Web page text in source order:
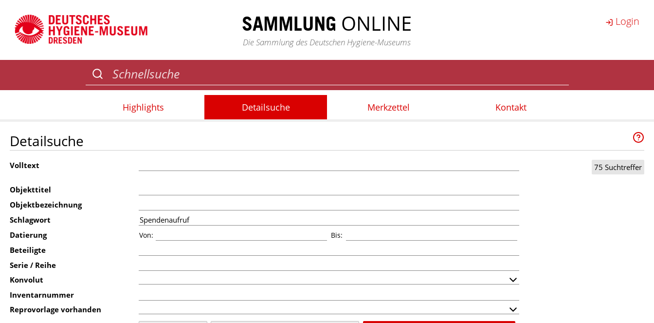
SAMMLUNG ONLINE
Die Sammlung des Deutschen Hygiene-Museums
Login
Highlights Detailsuche Merkzettel Kontakt
Detailsuche
75 Suchtreffer
Volltext
Objekttitel
Objektbezeichnung
Schlagwort
Datierung
Von: Bis:
Beteiligte
Serie / Reihe
Konvolut
Inventarnummer
Reprovorlage vorhanden